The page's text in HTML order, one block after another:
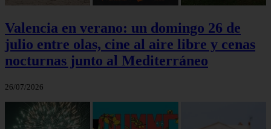
Valencia en verano: un domingo 26 de
julio entre olas, cine al aire libre y cenas
nocturnas junto al Mediterráneo
26/07/2026